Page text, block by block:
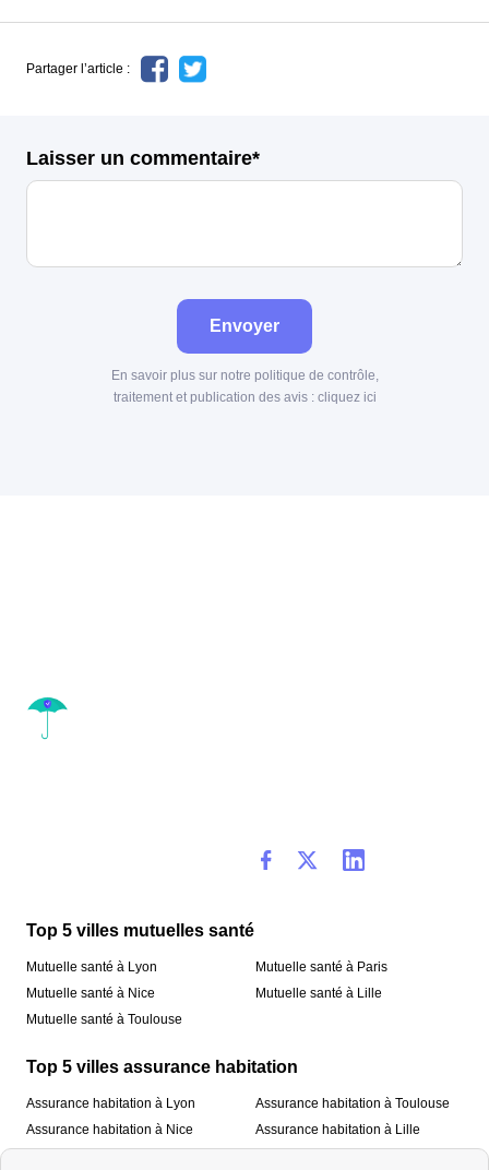
Partager l’article :
Laisser un commentaire*
Envoyer
En savoir plus sur notre politique de contrôle,
traitement et publication des avis : cliquez ici
Top 5 villes mutuelles santé
Mutuelle santé à Lyon
Mutuelle santé à Nice
Mutuelle santé à Toulouse
Mutuelle santé à Paris
Mutuelle santé à Lille
Top 5 villes assurance habitation
Assurance habitation à Lyon
Assurance habitation à Nice
Assurance habitation à Toulouse
Assurance habitation à Lille